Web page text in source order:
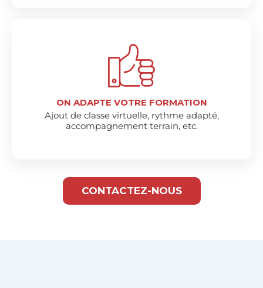
ON ADAPTE VOTRE FORMATION
Ajout de classe virtuelle, rythme adapté,
accompagnement terrain, etc.
CONTACTEZ-NOUS